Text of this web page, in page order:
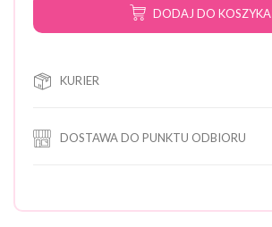
DODAJ DO KOSZYKA
KURIER
DOSTAWA DO PUNKTU ODBIORU